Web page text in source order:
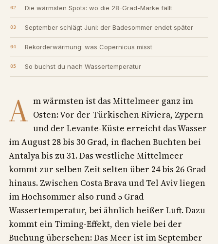
Die wärmsten Spots: wo die 28-Grad-Marke fällt
September schlägt Juni: der Badesommer endet später
Rekorderwärmung: was Copernicus misst
So buchst du nach Wassertemperatur
A m wärmsten ist das Mittelmeer ganz im
Osten: Vor der Türkischen Riviera, Zypern
und der Levante-Küste erreicht das Wasser
im August 28 bis 30 Grad, in flachen Buchten bei
Antalya bis zu 31. Das westliche Mittelmeer
kommt zur selben Zeit selten über 24 bis 26 Grad
hinaus. Zwischen Costa Brava und Tel Aviv liegen
im Hochsommer also rund 5 Grad
Wassertemperatur, bei ähnlich heißer Luft. Dazu
kommt ein Timing-Effekt, den viele bei der
Buchung übersehen: Das Meer ist im September